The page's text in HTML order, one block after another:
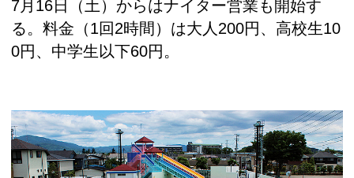
7月16日（土）からはナイター営業も開始す
る。料金（1回2時間）は大人200円、高校生10
0円、中学生以下60円。